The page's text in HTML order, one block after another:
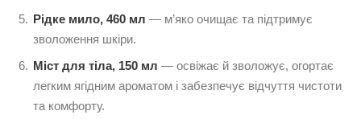
Рідке мило, 460 мл — м’яко очищає та підтримує
зволоження шкіри.
Міст для тіла, 150 мл — освіжає й зволожує, огортає
легким ягідним ароматом і забезпечує відчуття чистоти
та комфорту.